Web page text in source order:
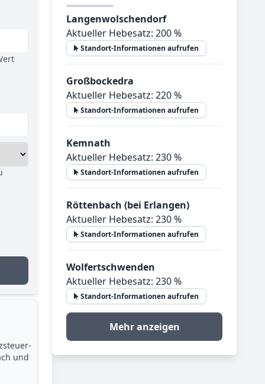
und
Langenwolschendorf
Aktueller Hebesatz: 200 %
Standort-Informationen aufrufen
Großbockedra
Aktueller Hebesatz: 220 %
Standort-Informationen aufrufen
Kemnath
Aktueller Hebesatz: 230 %
Standort-Informationen aufrufen
Röttenbach (bei Erlangen)
Aktueller Hebesatz: 230 %
Standort-Informationen aufrufen
Wolfertschwenden
Aktueller Hebesatz: 230 %
Standort-Informationen aufrufen
Mehr anzeigen